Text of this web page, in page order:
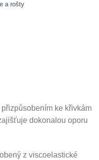
a rošty
ke křivkám
dokonalou oporu
z viscoelastické